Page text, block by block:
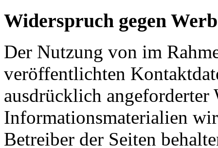
Widerspruch gegen
Der Nutzung von im
veröffentlichten
ausdrücklich angeforderter
Informationsmaterialien
Betreiber der Seiten